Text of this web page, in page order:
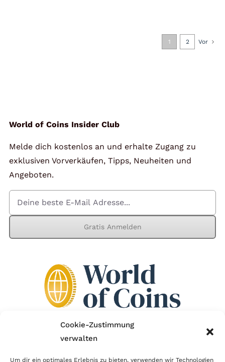
Cookie-Zustimmung
verwalten
Um dir ein optimales Erlebnis zu bieten, verwenden wir Technologien
1 2 Vor
World of Coins Insider Club
Melde dich kostenlos an und erhalte Zugang zu
exklusiven Vorverkäufen, Tipps, Neuheiten und
Angeboten.
Gratis Anmelden